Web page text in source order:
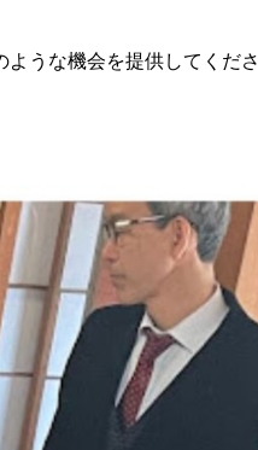
うな機会を提供してくださ